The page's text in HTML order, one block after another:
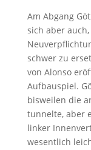
Am Abgang
sich aber
schwer zu
von Alonso
Aufbauspiel.
bisweilen die
tunnelte, aber
linker
wesentlich